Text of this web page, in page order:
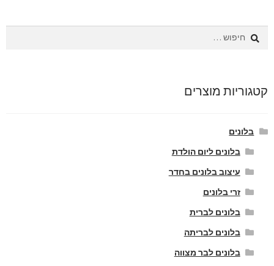
חיפוש:
קטגוריות מוצרים
בלונים
בלונים ליום הולדת
עיצוב בלונים בחדר
זרי בלונים
בלונים לברית
בלונים לבריתה
בלונים לבר מצווה